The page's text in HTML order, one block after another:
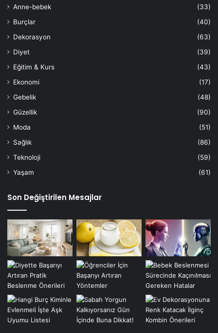
Anne-bebek
(33)
Burçlar
(40)
Dekorasyon
(63)
Diyet
(39)
Eğitim & Kurs
(43)
Ekonomi
(17)
Gebelik
(48)
Güzellik
(90)
Moda
(51)
Sağlık
(86)
Teknoloji
(59)
Yaşam
(61)
Son Değiştirilen Mesajlar